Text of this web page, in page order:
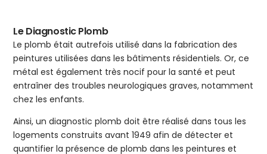
Le Diagnostic Plomb
Le plomb était autrefois utilisé dans la fabrication des
peintures utilisées dans les bâtiments résidentiels. Or, ce
métal est également très nocif pour la santé et peut
entraîner des troubles neurologiques graves, notamment
chez les enfants.
Ainsi, un diagnostic plomb doit être réalisé dans tous les
logements construits avant 1949 afin de détecter et
quantifier la présence de plomb dans les peintures et